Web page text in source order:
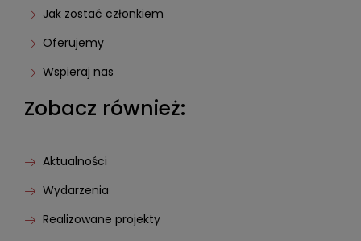
Jak zostać członkiem
Oferujemy
Wspieraj nas
Zobacz również:
Aktualności
Wydarzenia
Realizowane projekty